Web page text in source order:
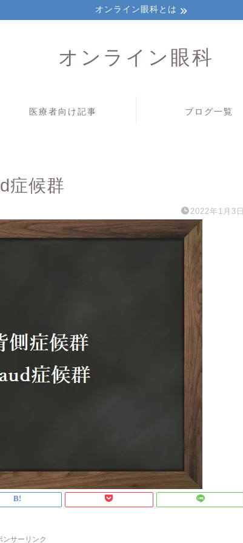
オンライン眼科とは
オンライン眼科
医療者向け記事 ブログ一覧
症候群
2022年1月3日
ンサーリンク